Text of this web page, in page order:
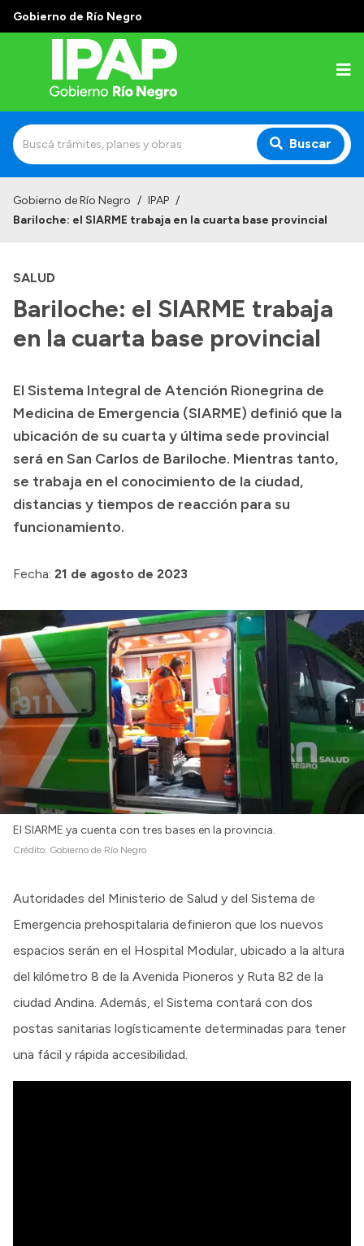
Gobierno de Río Negro
Buscar
Alumnos
Docentes y Capacitadores
Normativa
Accesos directos
SIU GUARANÍ
SECUNDARIO
CAPACITACIONES
Gobierno de Río Negro / IPAP /
Bariloche: el SIARME trabaja en la cuarta base provincial
SALUD
Bariloche: el SIARME trabaja
en la cuarta base provincial
El Sistema Integral de Atención Rionegrina de
Medicina de Emergencia (SIARME) definió que la
ubicación de su cuarta y última sede provincial
será en San Carlos de Bariloche. Mientras tanto,
se trabaja en el conocimiento de la ciudad,
distancias y tiempos de reacción para su
funcionamiento.
Fecha: 21 de agosto de 2023
El SIARME ya cuenta con tres bases en la provincia.
Crédito: Gobierno de Río Negro
Autoridades del Ministerio de Salud y del Sistema de
Emergencia prehospitalaria definieron que los nuevos
espacios serán en el Hospital Modular, ubicado a la altura
del kilómetro 8 de la Avenida Pioneros y Ruta 82 de la
ciudad Andina. Además, el Sistema contará con dos
postas sanitarias logísticamente determinadas para tener
una fácil y rápida accesibilidad.